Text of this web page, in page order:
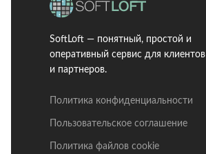
SoftLoft — понятный, простой и
оперативный сервис для клиентов
и партнеров.
Политика конфиденциальности
Пользовательское соглашение
Политика файлов cookie